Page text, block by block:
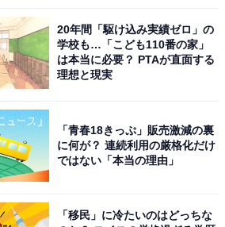
20年間「駆け込み実績ゼロ」の
学校も…「こども110番の家」
は本当に必要？ PTAが直面する
理想と現実
「青春18きっぷ」販売激減の裏
に何が？ 連続利用の厳格化だけ
ではない「本当の理由」
「移民」に冷たいのはどっちな